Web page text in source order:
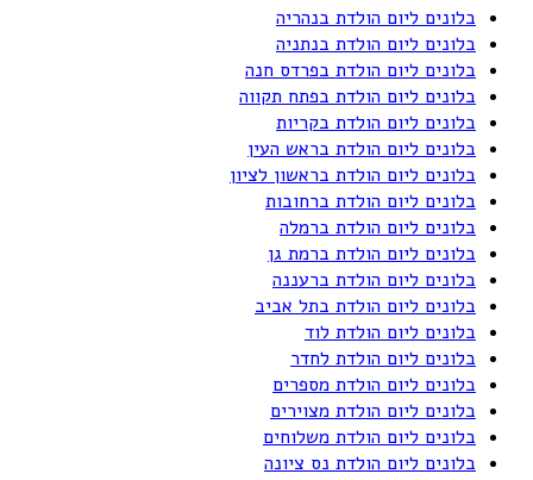
בלונים ליום הולדת בנהריה
בלונים ליום הולדת בנתניה
בלונים ליום הולדת בפרדס חנה
בלונים ליום הולדת בפתח תקווה
בלונים ליום הולדת בקריות
בלונים ליום הולדת בראש העין
בלונים ליום הולדת בראשון לציון
בלונים ליום הולדת ברחובות
בלונים ליום הולדת ברמלה
בלונים ליום הולדת ברמת גן
בלונים ליום הולדת ברעננה
בלונים ליום הולדת בתל אביב
בלונים ליום הולדת לוד
בלונים ליום הולדת לחדר
בלונים ליום הולדת מספרים
בלונים ליום הולדת מצוירים
בלונים ליום הולדת משלוחים
בלונים ליום הולדת נס ציונה